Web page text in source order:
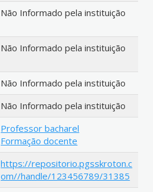
Não Informado pela instituição
Não Informado pela instituição
Não Informado pela instituição
Não Informado pela instituição
Professor bacharel
Formação docente
https://repositorio.pgsskroton.c
om//handle/123456789/31385